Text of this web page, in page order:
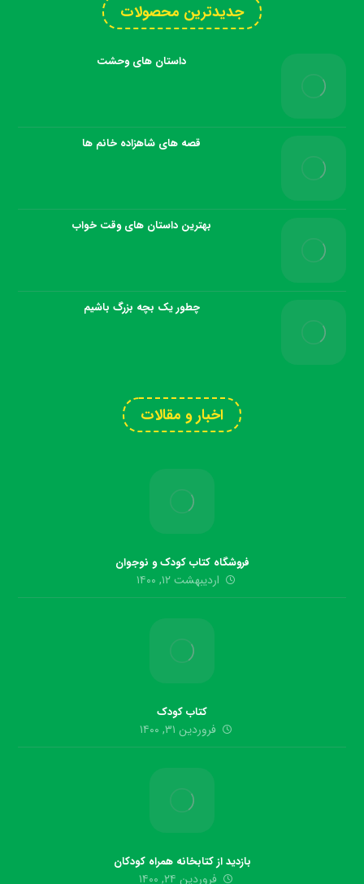
جدیدترین محصولات
داستان های وحشت
قصه های شاهزاده خانم ها
بهترین داستان های وقت خواب
چطور یک بچه بزرگ باشیم
اخبار و مقالات
فروشگاه کتاب کودک و نوجوان
اردیبهشت ۱۲, ۱۴۰۰
کتاب کودک
فروردین ۳۱, ۱۴۰۰
بازدید از کتابخانه همراه کودکان
فروردین ۲۴, ۱۴۰۰